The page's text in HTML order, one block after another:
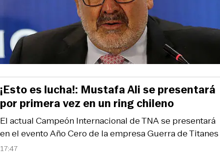
17:47
El actual Campeón Internacional de TNA se presentará
en el evento Año Cero de la empresa Guerra de Titanes
¡Esto es lucha!: Mustafa Ali se presentará
por primera vez en un ring chileno